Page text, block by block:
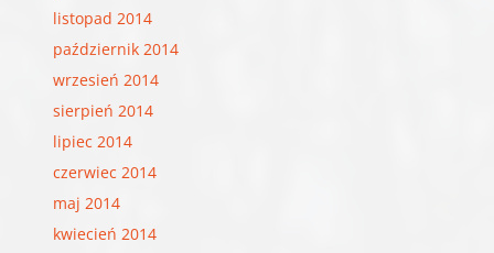
listopad 2014
październik 2014
wrzesień 2014
sierpień 2014
lipiec 2014
czerwiec 2014
maj 2014
kwiecień 2014